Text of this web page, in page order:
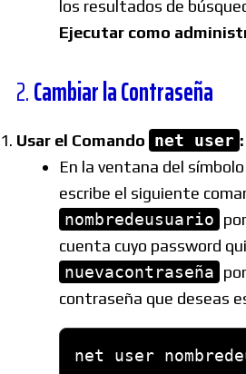
los resultados de
Ejecutar como
2.Cambiar la Contraseña
Usar el Comando net user :
En la ventana del
escribe el siguiente
nombredeusuario
cuenta cuyo password
nuevacontraseña
contraseña que deseas
net user